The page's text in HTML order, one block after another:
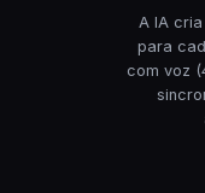
A IA
para
com voz